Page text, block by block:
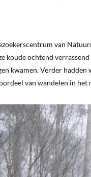
van
ochtend
kwamen. Verder
van wandelen in het